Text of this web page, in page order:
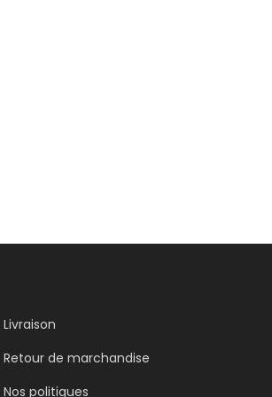
Livraison
Retour de marchandise
Nos politiques